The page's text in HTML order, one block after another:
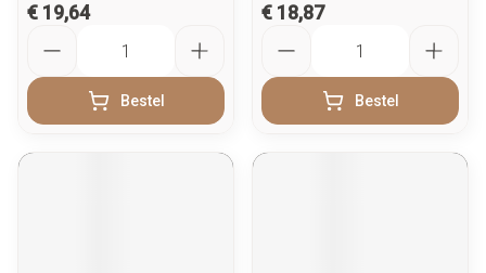
€ 19,64
Bestel
€ 18,87
Bestel